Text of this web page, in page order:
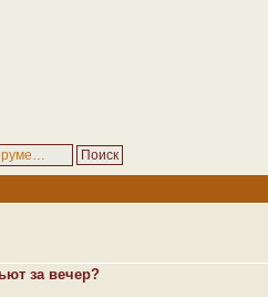
за вечер?